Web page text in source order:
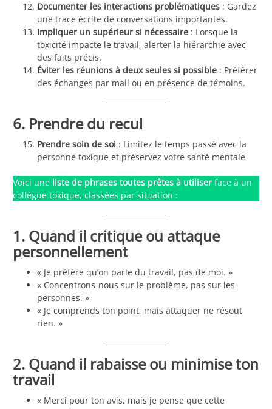
Documenter les interactions problématiques : Gardez
une trace écrite de conversations importantes.
Impliquer un supérieur si nécessaire : Lorsque la
toxicité impacte le travail, alerter la hiérarchie avec
des faits précis.
Éviter les réunions à deux seules si possible : Préférer
des échanges par mail ou en présence de témoins.
6. Prendre du recul
Prendre soin de soi : Limitez le temps passé avec la
personne toxique et préservez votre santé mentale
Voici une liste de phrases toutes prêtes à utiliser face à un
collègue toxique, classées par situation :
1. Quand il critique ou attaque
personnellement
« Je préfère qu’on parle du travail, pas de moi. »
« Concentrons-nous sur le problème, pas sur les
personnes. »
« Je comprends ton point, mais attaquer ne résout
rien. »
2. Quand il rabaisse ou minimise ton
travail
« Merci pour ton avis, mais je pense que cette